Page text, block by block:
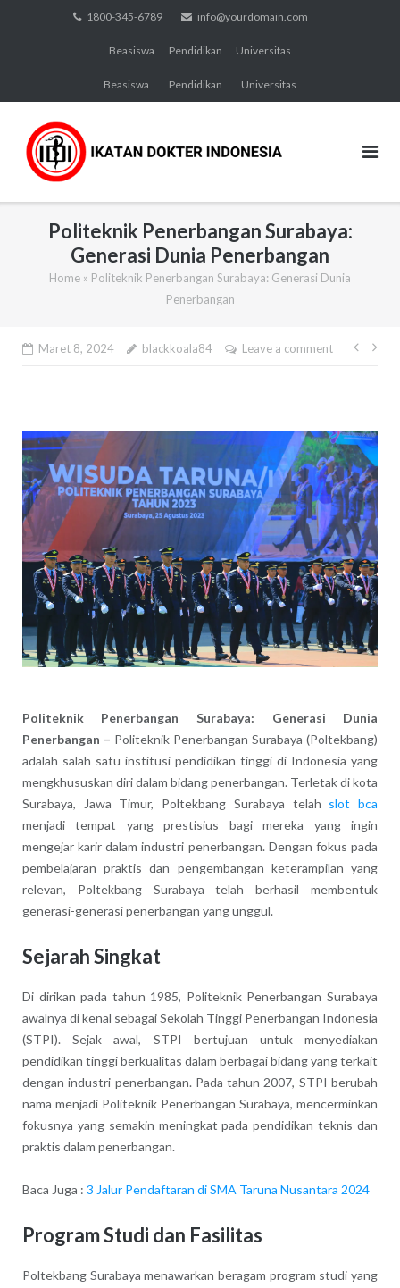
1800-345-6789 info@yourdomain.com
Beasiswa Pendidikan Universitas
Beasiswa Pendidikan Universitas
Politeknik Penerbangan Surabaya:
Generasi Dunia Penerbangan
Home » Politeknik Penerbangan Surabaya: Generasi Dunia
Penerbangan
Maret 8, 2024 blackkoala84 Leave a comment
Politeknik Penerbangan Surabaya: Generasi Dunia
Penerbangan – Politeknik Penerbangan Surabaya (Poltekbang)
adalah salah satu institusi pendidikan tinggi di Indonesia yang
mengkhususkan diri dalam bidang penerbangan. Terletak di kota
Surabaya, Jawa Timur, Poltekbang Surabaya telah slot bca
menjadi tempat yang prestisius bagi mereka yang ingin
mengejar karir dalam industri penerbangan. Dengan fokus pada
pembelajaran praktis dan pengembangan keterampilan yang
relevan, Poltekbang Surabaya telah berhasil membentuk
generasi-generasi penerbangan yang unggul.
Sejarah Singkat
Di dirikan pada tahun 1985, Politeknik Penerbangan Surabaya
awalnya di kenal sebagai Sekolah Tinggi Penerbangan Indonesia
(STPI). Sejak awal, STPI bertujuan untuk menyediakan
pendidikan tinggi berkualitas dalam berbagai bidang yang terkait
dengan industri penerbangan. Pada tahun 2007, STPI berubah
nama menjadi Politeknik Penerbangan Surabaya, mencerminkan
fokusnya yang semakin meningkat pada pendidikan teknis dan
praktis dalam penerbangan.
Baca Juga : 3 Jalur Pendaftaran di SMA Taruna Nusantara 2024
Program Studi dan Fasilitas
Poltekbang Surabaya menawarkan beragam program studi yang